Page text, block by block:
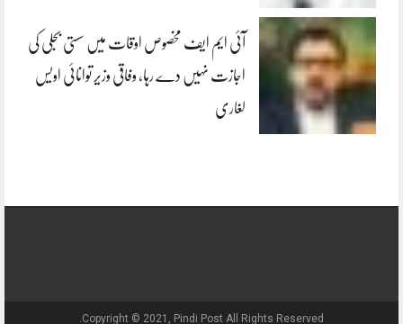
آئی ایم ایف مخصوص اوقات میں سستی بجلی کی
اجازت نہیں دے رہا، وفاقی وزیر توانائی اویس
لغاری
Copyright © 2021, Pindi Post All Rights Reserved.